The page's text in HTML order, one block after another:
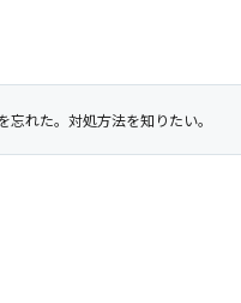
忘れた。対処方法を知りたい。